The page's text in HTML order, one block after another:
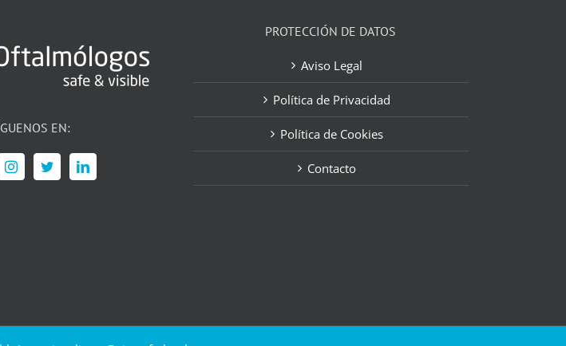
EN:
PROTECCIÓN DE DATOS
Aviso Legal
Política de Privacidad
Política de Cookies
Contacto